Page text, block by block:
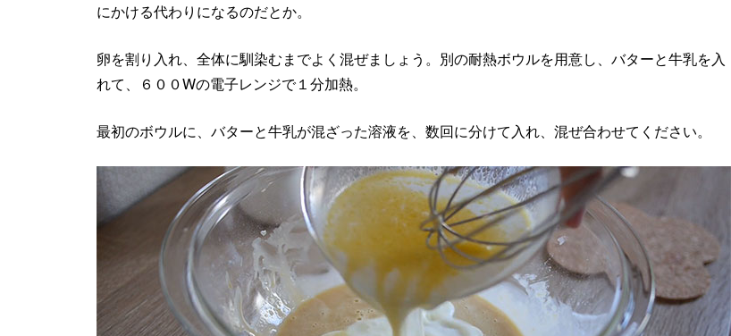
にかける代わりになるのだとか。
卵を割り入れ、全体に馴染むまでよく混ぜましょう。別の耐熱ボウルを用意し、バターと牛乳を入
れて、６００Wの電子レンジで１分加熱。
最初のボウルに、バターと牛乳が混ざった溶液を、数回に分けて入れ、混ぜ合わせてください。